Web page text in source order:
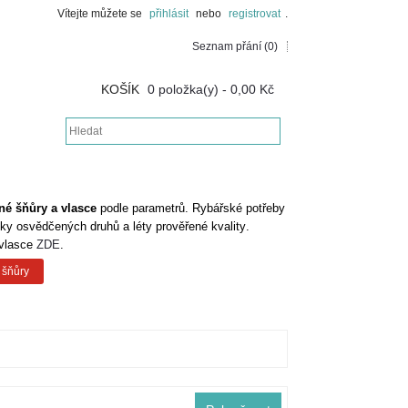
Vítejte můžete se přihlásit nebo registrovat .
Seznam přání (0)
KOŠÍK 0 položka(y) - 0,00 Kč
šňůry a vlascepodle parametrů. Rybářsképotřeby
osvědčených druhů a léty prověřené kvality.
ZDE.